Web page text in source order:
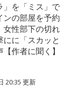
」を「ミス」で
ンの部屋を予約
女性部下の切れ
にに「スカッと
作者に聞く】
20:35 更新